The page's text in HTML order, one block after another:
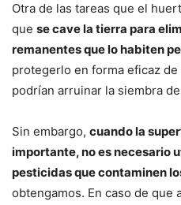
Otra de las tareas que el
que se cave la tierra para
remanentes que lo habiten
protegerlo en forma eficaz
podrían arruinar la siembra
Sin embargo, cuando la
importante, no es necesario
pesticidas que contaminen
obtengamos. En caso de que